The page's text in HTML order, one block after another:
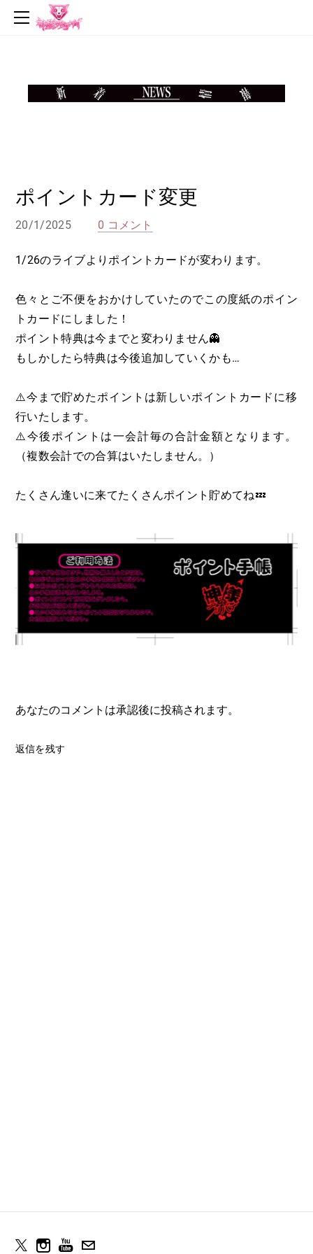
ポイントカード変更
20/1/2025 0 コメント
1/26のライブよりポイントカードが変わります。
色々とご不便をおかけしていたのでこの度紙のポイン
トカードにしました！
ポイント特典は今までと変わりません👻
もしかしたら特典は今後追加していくかも…
⚠️今まで貯めたポイントは新しいポイントカードに移
行いたします。
⚠️今後ポイントは一会計毎の合計金額となります。
（複数会計での合算はいたしません。）
たくさん逢いに来てたくさんポイント貯めてね💤
あなたのコメントは承認後に投稿されます。
返信を残す
live
contact